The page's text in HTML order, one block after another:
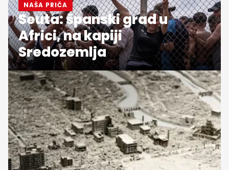
NAŠA PRIČA
Seuta: španski grad u
Africi, na kapiji
Sredozemlja